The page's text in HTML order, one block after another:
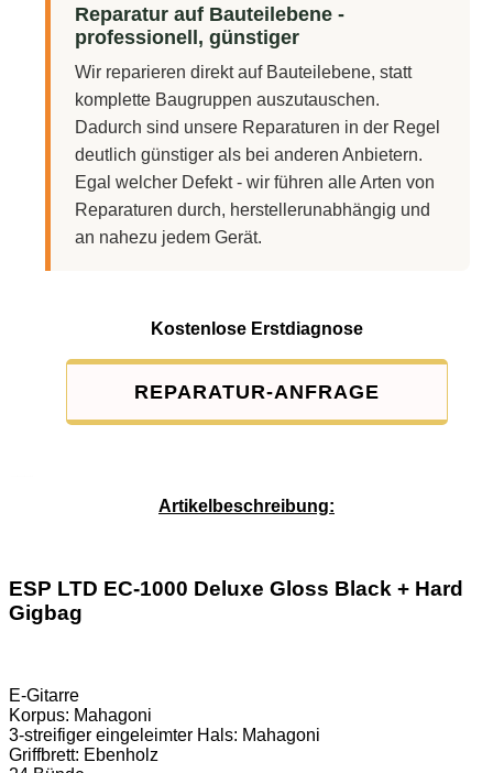
Reparatur auf Bauteilebene -
professionell, günstiger
Wir reparieren direkt auf Bauteilebene, statt
komplette Baugruppen auszutauschen.
Dadurch sind unsere Reparaturen in der Regel
deutlich günstiger als bei anderen Anbietern.
Egal welcher Defekt - wir führen alle Arten von
Reparaturen durch, herstellerunabhängig und
an nahezu jedem Gerät.
Kostenlose Erstdiagnose
REPARATUR-ANFRAGE
Artikelbeschreibung:
ESP LTD EC-1000 Deluxe Gloss Black + Hard
Gigbag
E-Gitarre
Korpus: Mahagoni
3-streifiger eingeleimter Hals: Mahagoni
Griffbrett: Ebenholz